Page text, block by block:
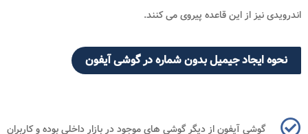
اندرویدی نیز از این قاعده پیروی می کنند.
نحوه ایجاد جیمیل بدون شماره در گوشی آیفون
گوشی آیفون از دیگر گوشی های موجود در بازار داخلی بوده و کاربران